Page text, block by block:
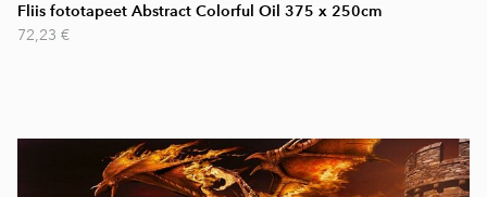
Fliis fototapeet Abstract Colorful Oil 375 x 250cm
72,23 €